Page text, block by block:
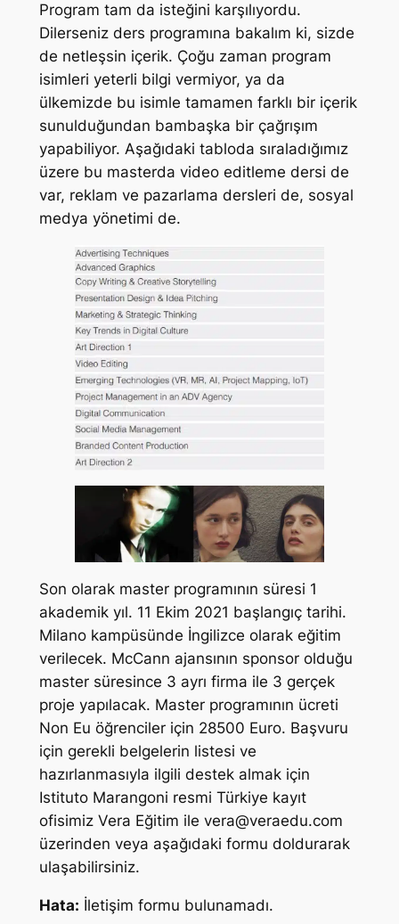
Program tam da isteğini karşılıyordu.
Dilerseniz ders programına bakalım ki, sizde
de netleşsin içerik. Çoğu zaman program
isimleri yeterli bilgi vermiyor, ya da
ülkemizde bu isimle tamamen farklı bir içerik
sunulduğundan bambaşka bir çağrışım
yapabiliyor. Aşağıdaki tabloda sıraladığımız
üzere bu masterda video editleme dersi de
var, reklam ve pazarlama dersleri de, sosyal
medya yönetimi de.
Son olarak master programının süresi 1
akademik yıl. 11 Ekim 2021 başlangıç tarihi.
Milano kampüsünde İngilizce olarak eğitim
verilecek. McCann ajansının sponsor olduğu
master süresince 3 ayrı firma ile 3 gerçek
proje yapılacak. Master programının ücreti
Non Eu öğrenciler için 28500 Euro. Başvuru
için gerekli belgelerin listesi ve
hazırlanmasıyla ilgili destek almak için
Istituto Marangoni resmi Türkiye kayıt
ofisimiz Vera Eğitim ile vera@veraedu.com
üzerinden veya aşağıdaki formu doldurarak
ulaşabilirsiniz.
Hata: İletişim formu bulunamadı.